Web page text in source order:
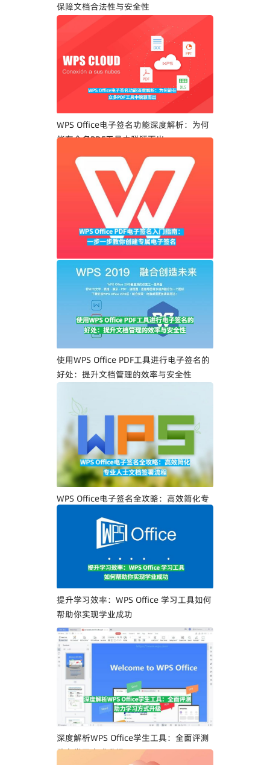
保障文档合法性与安全性
WPS Office电子签名功能深度解析：为何
能在众多PDF工具中脱颖而出
WPS Office PDF电子签名入门指南：一步
一步教你创建专属电子签名
使用WPS Office PDF工具进行电子签名的
好处：提升文档管理的效率与安全性
WPS Office电子签名全攻略：高效简化专
提升学习效率：WPS Office 学习工具如何
帮助你实现学业成功
深度解析WPS Office学生工具：全面评测
助力学习方式升级